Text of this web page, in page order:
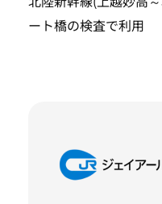
ート橋の検査で利用